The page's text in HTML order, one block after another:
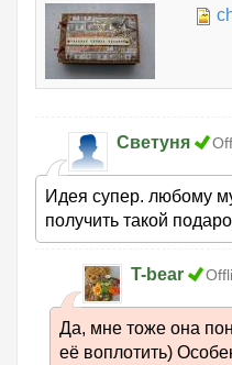
Светуня
Идея супер. любому
получить такой
T-bear
Да, мне тоже она
её воплотить)